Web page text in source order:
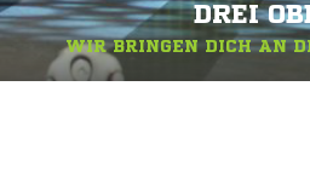
DREI
WIR BRINGEN DICH AN